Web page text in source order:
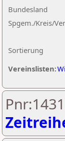
Sortierung
Bundesland
Spgem./Kreis/
Vereinslisten: